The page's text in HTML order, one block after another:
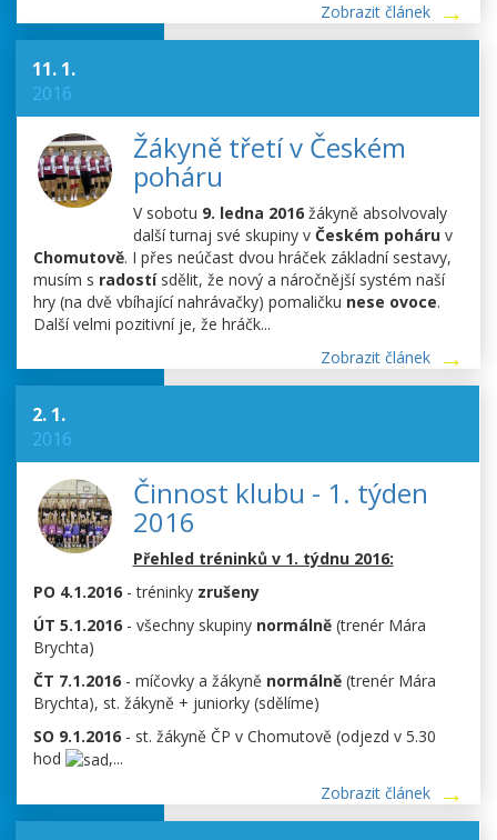
Zobrazit článek
11. 1.
2016
Žákyně třetí v Českém
poháru
V sobotu 9. ledna 2016žákyně absolvovaly
další turnaj své skupiny v Českém poháruv
Chomutově. I přes neúčast dvou hráček základní sestavy,
musím s radostísdělit, že nový a náročnější systém naší
hry (na dvě vbíhající nahrávačky) pomaličku nese ovoce.
Další velmi pozitivní je, že hráčk...
Zobrazit článek
2. 1.
2016
Činnost klubu - 1. týden
2016
Přehled tréninků v 1. týdnu 2016:
PO 4.1.2016 - tréninky zrušeny
ÚT 5.1.2016 - všechny skupiny normálně (trenér Mára
Brychta)
ČT 7.1.2016 - míčovky a žákyně normálně (trenér Mára
Brychta), st. žákyně + juniorky (sdělíme)
SO 9.1.2016 - st. žákyně ČP v Chomutově (odjezd v 5.30
hod
,...
Zobrazit článek